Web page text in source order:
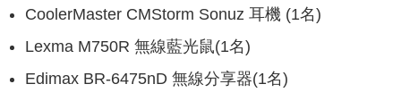
CoolerMaster CMStorm Sonuz 耳機 (1名)
Lexma M750R 無線藍光鼠(1名)
Edimax BR-6475nD 無線分享器(1名)